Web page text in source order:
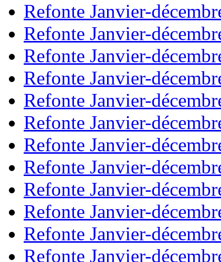
Refonte Janvier-
Refonte Janvier-
Refonte Janvier-
Refonte Janvier-
Refonte Janvier-
Refonte Janvier-
Refonte Janvier-
Refonte Janvier-
Refonte Janvier-
Refonte Janvier-
Refonte Janvier-
Refonte Janvier-